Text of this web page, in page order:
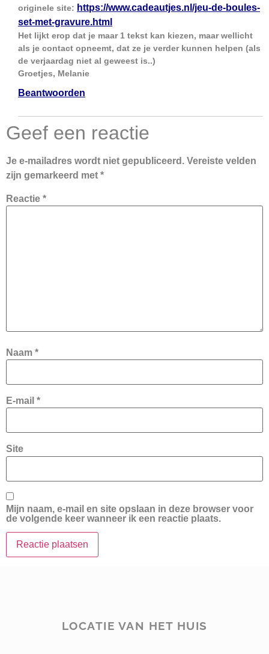
originele site: https://www.cadeautjes.nl/jeu-de-boules-
set-met-gravure.html
Het lijkt erop dat je maar 1 tekst kan kiezen, maar wellicht
als je contact opneemt, dat ze je verder kunnen helpen (als
de verjaardag niet al geweest is..)
Groetjes, Melanie
Beantwoorden
Geef een reactie
Je e-mailadres wordt niet gepubliceerd. Vereiste velden
zijn gemarkeerd met *
Reactie *
Naam *
E-mail *
Site
Mijn naam, e-mail en site opslaan in deze browser voor
de volgende keer wanneer ik een reactie plaats.
LOCATIE VAN HET HUIS